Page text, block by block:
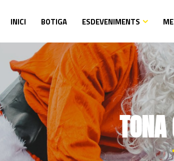
INICI BOTIGA ESDEVENIMENTS